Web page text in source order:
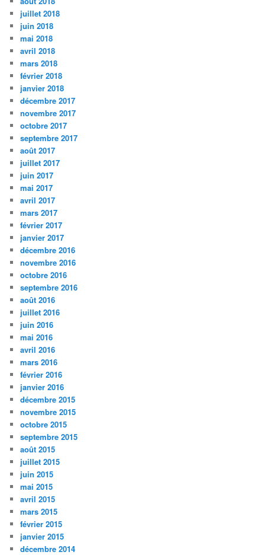
juillet 2018
juin 2018
mai 2018
avril 2018
mars 2018
février 2018
janvier 2018
décembre 2017
novembre 2017
octobre 2017
septembre 2017
août 2017
juillet 2017
juin 2017
mai 2017
avril 2017
mars 2017
février 2017
janvier 2017
décembre 2016
novembre 2016
octobre 2016
septembre 2016
août 2016
juillet 2016
juin 2016
mai 2016
avril 2016
mars 2016
février 2016
janvier 2016
décembre 2015
novembre 2015
octobre 2015
septembre 2015
août 2015
juillet 2015
juin 2015
mai 2015
avril 2015
mars 2015
février 2015
janvier 2015
décembre 2014